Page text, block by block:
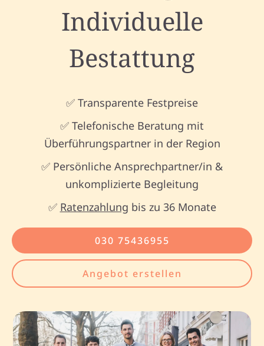
Individuelle
Bestattung
✅ Transparente Festpreise
✅ Telefonische Beratung mit
Überführungspartner in der Region
✅ Persönliche Ansprechpartner/in &
unkomplizierte Begleitung
✅ Ratenzahlung bis zu 36 Monate
030 75436955
Angebot erstellen